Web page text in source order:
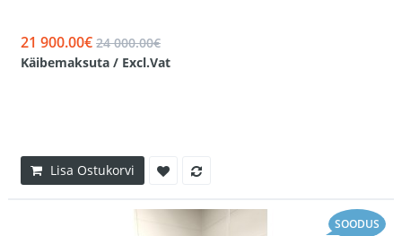
21 900.00€ 24 000.00€
Käibemaksuta / Excl.Vat
Lisa Ostukorvi
SOODUS